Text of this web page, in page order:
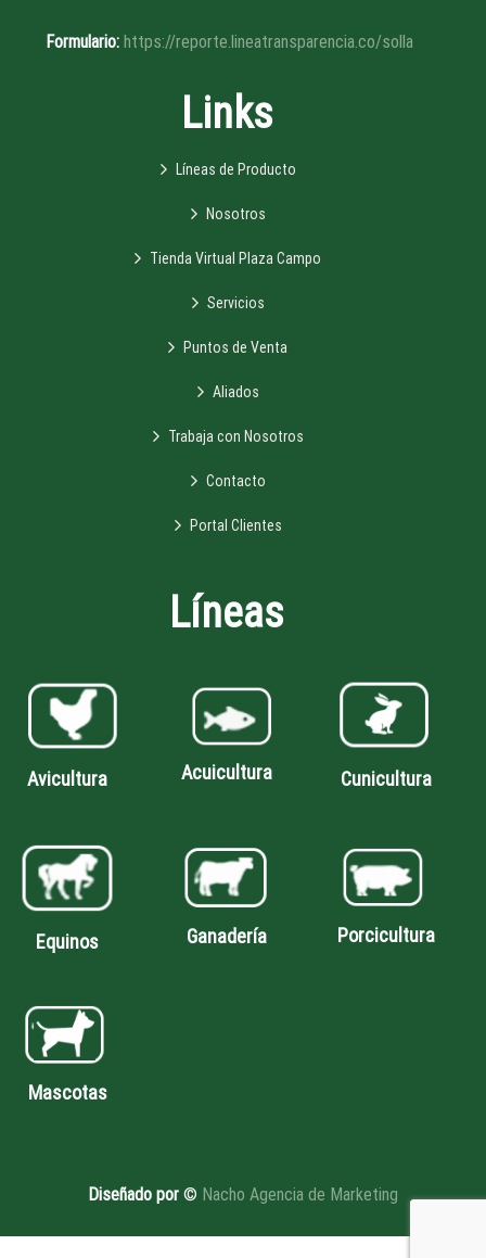
Formulario: https://reporte.lineatransparencia.co/solla
Links
Líneas de Producto
Nosotros
Tienda Virtual Plaza Campo
Servicios
Puntos de Venta
Aliados
Trabaja con Nosotros
Contacto
Portal Clientes
Líneas
Avicultura Acuicultura Cunicultura
Equinos Ganadería Porcicultura
Mascotas
Diseñado por © Nacho Agencia de Marketing